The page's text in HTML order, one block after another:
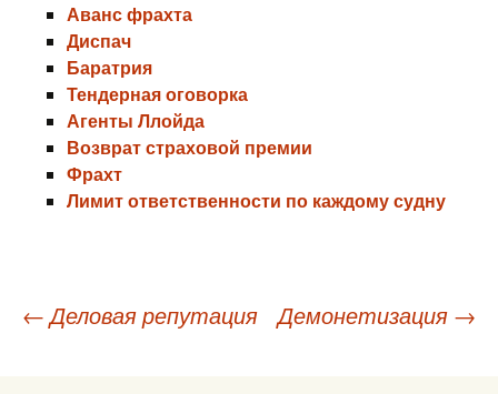
Аванс фрахта
Диспач
Баратрия
Тендерная оговорка
Агенты Ллойда
Возврат страховой премии
Фрахт
Лимит ответственности по каждому судну
Навигация
←Деловая репутация Демонетизация →